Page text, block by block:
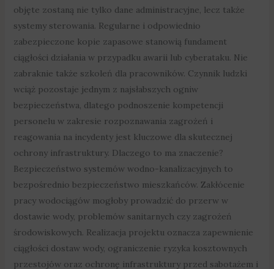
objęte zostaną nie tylko dane administracyjne, lecz także
systemy sterowania. Regularne i odpowiednio
zabezpieczone kopie zapasowe stanowią fundament
ciągłości działania w przypadku awarii lub cyberataku. Nie
zabraknie także szkoleń dla pracowników. Czynnik ludzki
wciąż pozostaje jednym z najsłabszych ogniw
bezpieczeństwa, dlatego podnoszenie kompetencji
personelu w zakresie rozpoznawania zagrożeń i
reagowania na incydenty jest kluczowe dla skutecznej
ochrony infrastruktury. Dlaczego to ma znaczenie?
Bezpieczeństwo systemów wodno-kanalizacyjnych to
bezpośrednio bezpieczeństwo mieszkańców. Zakłócenie
pracy wodociągów mogłoby prowadzić do przerw w
dostawie wody, problemów sanitarnych czy zagrożeń
środowiskowych. Realizacja projektu oznacza zapewnienie
ciągłości dostaw wody, ograniczenie ryzyka kosztownych
przestojów oraz ochronę infrastruktury przed sabotażem i